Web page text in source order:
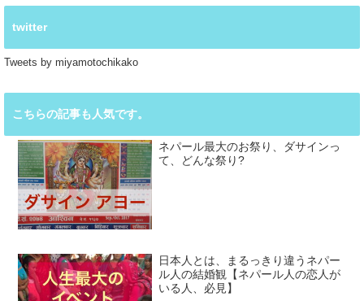
twitter
Tweets by miyamotochikako
こちらの記事も人気です。
ネパール最大のお祭り、ダサインっ
て、どんな祭り?
日本人とは、まるっきり違うネパー
ル人の結婚観【ネパール人の恋人が
いる人、必見】